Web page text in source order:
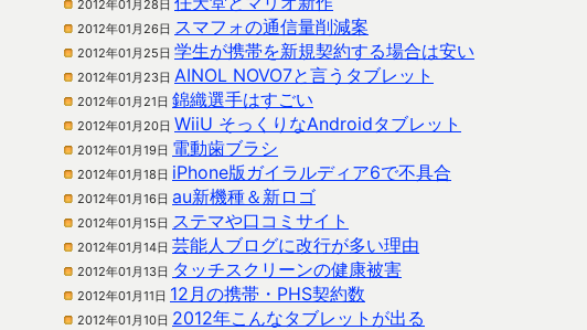
2012年01月28日
2012年01月26日 スマフォの通信量削減案
2012年01月25日 学生が携帯を新規契約する場合は安い
2012年01月23日 AINOL NOVO7と言うタブレット
2012年01月21日 錦織選手はすごい
2012年01月20日 WiiU そっくりなAndroidタブレット
2012年01月19日 電動歯ブラシ
2012年01月18日 iPhone版ガイラルディア6で不具合
2012年01月16日 au新機種＆新ロゴ
2012年01月15日 ステマや口コミサイト
2012年01月14日 芸能人ブログに改行が多い理由
2012年01月13日 タッチスクリーンの健康被害
2012年01月11日 12月の携帯・PHS契約数
2012年01月10日 2012年こんなタブレットが出る